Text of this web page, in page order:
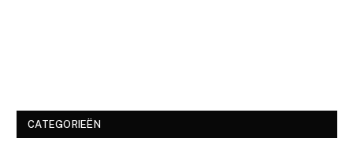
CATEGORIEËN